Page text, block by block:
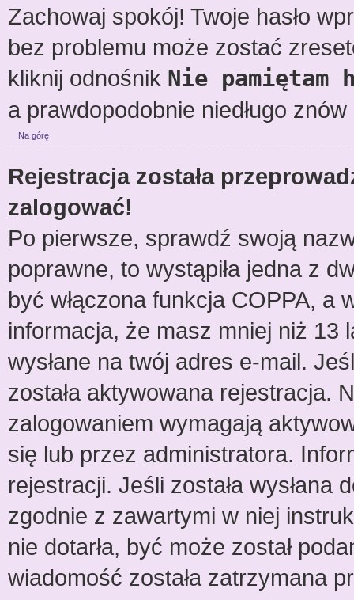
Zachowaj spokój! Twoje hasło
bez problemu może zostać
kliknij odnośnik Nie pamiętam
a prawdopodobnie niedługo
Na górę
Rejestracja została
zalogować!
Po pierwsze, sprawdź swoją
poprawne, to wystąpiła jedna z
być włączona funkcja COPPA, a
informacja, że masz mniej niż 13
wysłane na twój adres e-mail.
została aktywowana rejestracja.
zalogowaniem wymagają
się lub przez administratora.
rejestracji. Jeśli została wysłana
zgodnie z zawartymi w niej
nie dotarła, być może został
wiadomość została zatrzymana